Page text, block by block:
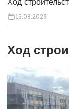
Ход
15.08.2023
Ход